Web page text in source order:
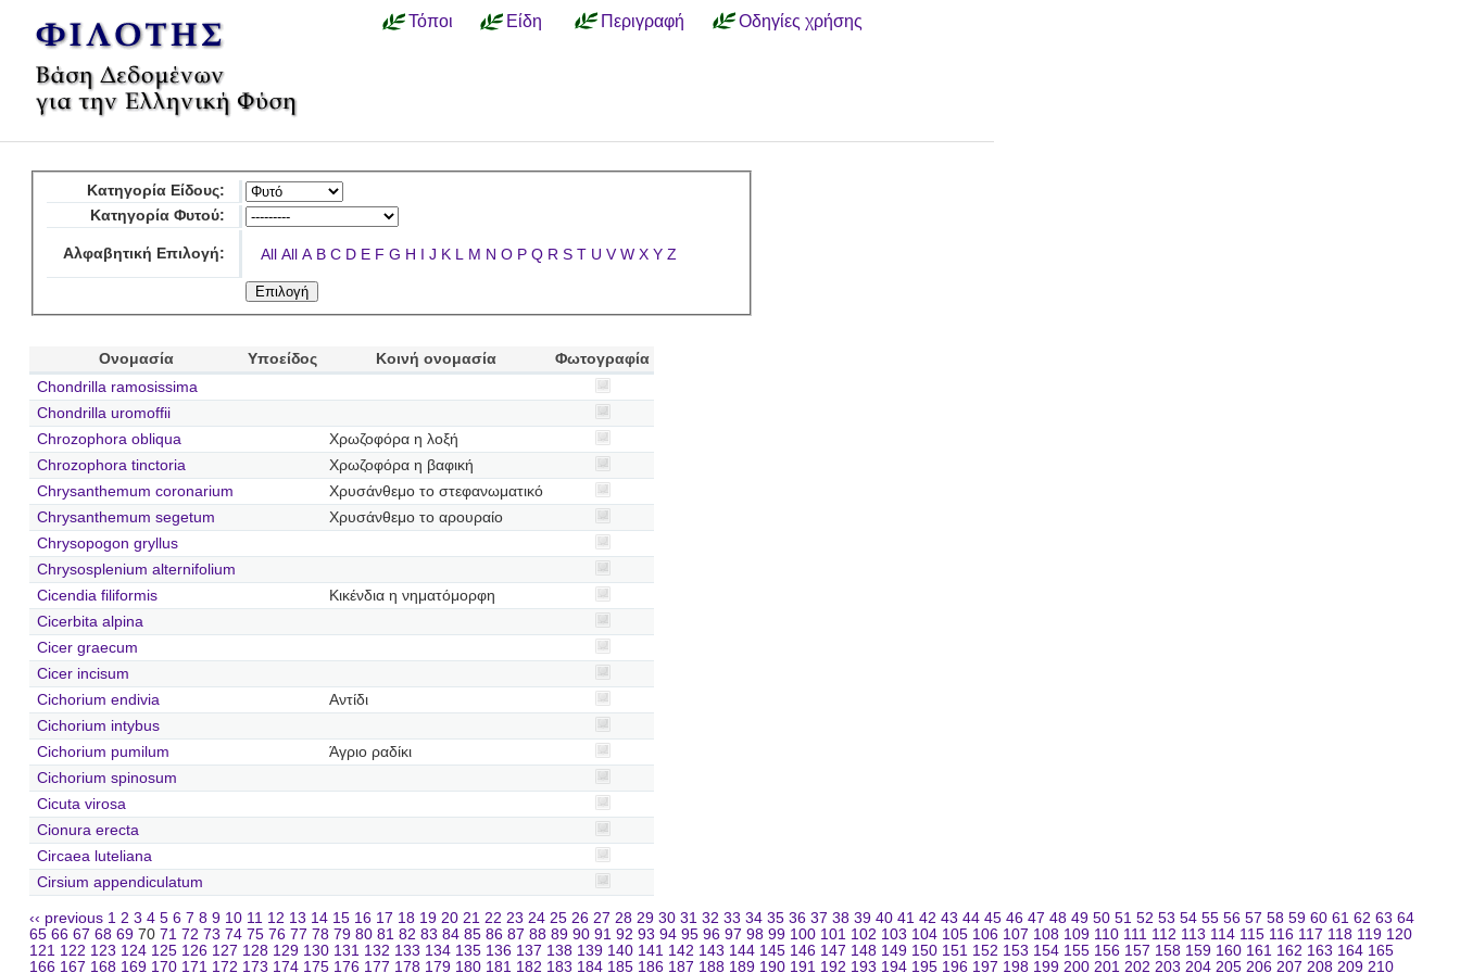
Τόποι Είδη Περιγραφή Οδηγίες χρήσης
Κατηγορία Είδους:
Κατηγορία Φυτού:
Αλφαβητική Επιλογή: All All A B C D E F G H I J K L M N O P Q R S T U V W X Y Z
Ονομασία Υποείδος Κοινή ονομασία
Φωτογραφία
Chondrilla ramosissima
Chondrilla uromoffii
Chrozophora obliqua
Χρωζοφόρα η λοξή
Chrozophora tinctoria
Χρωζοφόρα η βαφική
Chrysanthemum coronarium
Χρυσάνθεμο το στεφανωματικό
Chrysanthemum segetum
Χρυσάνθεμο το αρουραίο
Chrysopogon gryllus
Chrysosplenium alternifolium
Cicendia filiformis
Κικένδια η νηματόμορφη
Cicerbita alpina
Cicer graecum
Cicer incisum
Cichorium endivia
Αντίδι
Cichorium intybus
Cichorium pumilum
Άγριο ραδίκι
Cichorium spinosum
Cicuta virosa
Cionura erecta
Circaea luteliana
Cirsium appendiculatum
‹‹ previous 1 2 3 4 5 6 7 8 9 10 11 12 13 14 15 16 17 18 19 20 21 22 23 24 25 26 27 28 29 30 31 32 33 34 35 36 37 38 39 40 41 42 43 44 45 46 47 48 49 50 51 52 53 54 55 56 57 58 59 60 61 62 63 64
65 66 67 68 69 70 71 72 73 74 75 76 77 78 79 80 81 82 83 84 85 86 87 88 89 90 91 92 93 94 95 96 97 98 99 100 101 102 103 104 105 106 107 108 109 110 111 112 113 114 115 116 117 118 119 120
121 122 123 124 125 126 127 128 129 130 131 132 133 134 135 136 137 138 139 140 141 142 143 144 145 146 147 148 149 150 151 152 153 154 155 156 157 158 159 160 161 162 163 164 165
166 167 168 169 170 171 172 173 174 175 176 177 178 179 180 181 182 183 184 185 186 187 188 189 190 191 192 193 194 195 196 197 198 199 200 201 202 203 204 205 206 207 208 209 210